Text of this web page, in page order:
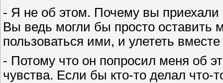
- Я не об этом. Почему вы
Вы ведь могли бы просто оставить
пользоваться ими, и улететь
- Потому что он попросил меня об
чувства. Если бы кто-то делал что-